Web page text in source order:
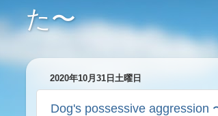
た〜
2020年10月31日土曜日
Dog's possessive aggression